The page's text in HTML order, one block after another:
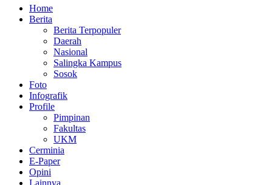
Home
Berita
Berita Terpopuler
Daerah
Nasional
Salingka Kampus
Sosok
Foto
Infografik
Profile
Pimpinan
Fakultas
UKM
Cerminia
E-Paper
Opini
Lainnya